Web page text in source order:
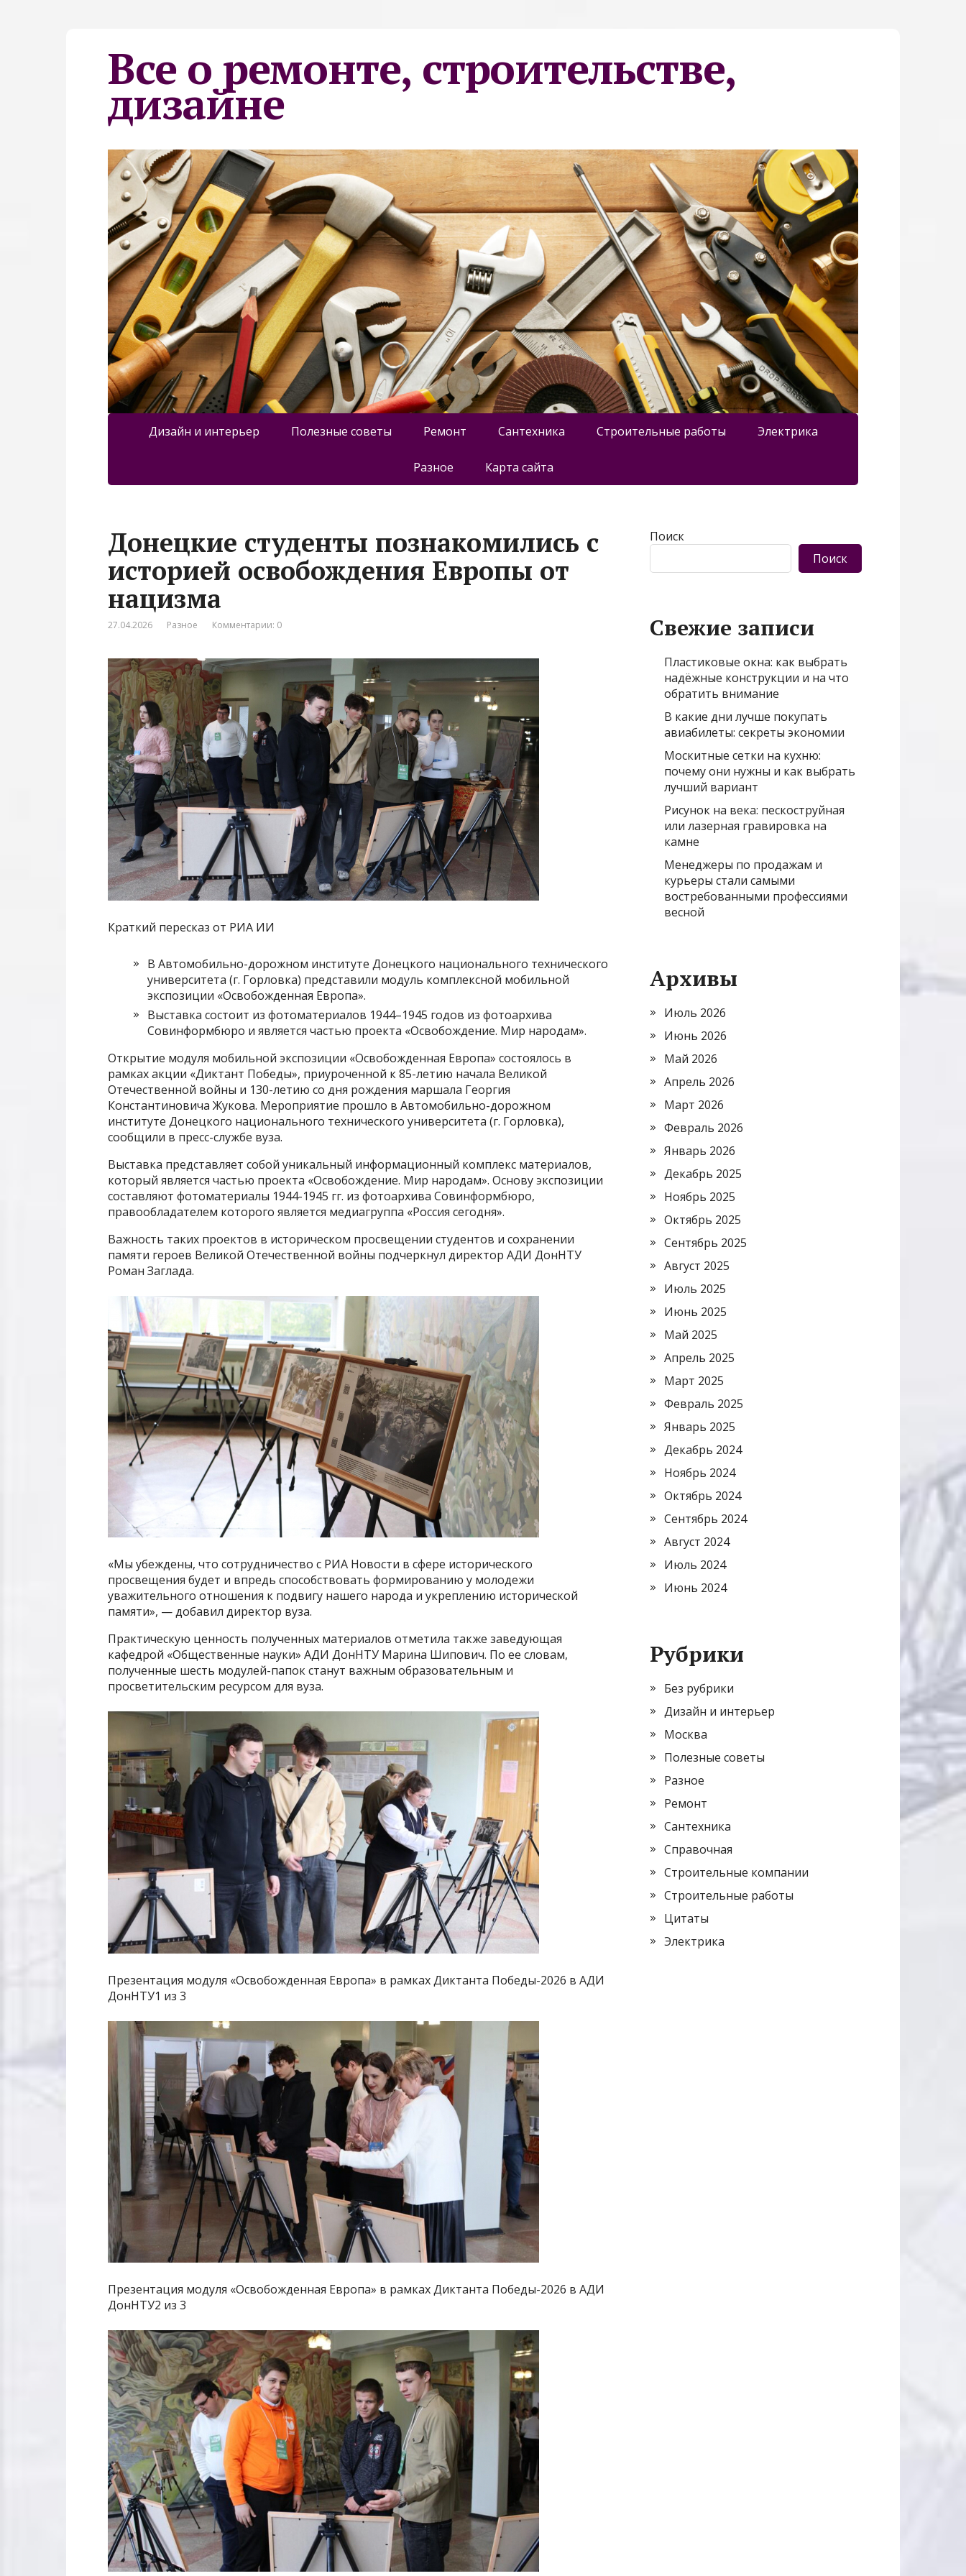
Все о ремонте, строительстве,
дизайне
Дизайн и интерьер Полезные советы Ремонт Сантехника Строительные работы Электрика
Разное Карта сайта
Донецкие студенты познакомились с
историей освобождения Европы от
нацизма
27.04.2026 Разное Комментарии: 0
Краткий пересказ от РИА ИИ
В Автомобильно-дорожном институте Донецкого национального технического
университета (г. Горловка) представили модуль комплексной мобильной
экспозиции «Освобожденная Европа».
Выставка состоит из фотоматериалов 1944–1945 годов из фотоархива
Совинформбюро и является частью проекта «Освобождение. Мир народам».
Открытие модуля мобильной экспозиции «Освобожденная Европа» состоялось в
рамках акции «Диктант Победы», приуроченной к 85-летию начала Великой
Отечественной войны и 130-летию со дня рождения маршала Георгия
Константиновича Жукова. Мероприятие прошло в Автомобильно-дорожном
институте Донецкого национального технического университета (г. Горловка),
сообщили в пресс-службе вуза.
Выставка представляет собой уникальный информационный комплекс материалов,
который является частью проекта «Освобождение. Мир народам». Основу экспозиции
составляют фотоматериалы 1944-1945 гг. из фотоархива Совинформбюро,
правообладателем которого является медиагруппа «Россия сегодня».
Важность таких проектов в историческом просвещении студентов и сохранении
памяти героев Великой Отечественной войны подчеркнул директор АДИ ДонНТУ
Роман Заглада.
«Мы убеждены, что сотрудничество с РИА Новости в сфере исторического
просвещения будет и впредь способствовать формированию у молодежи
уважительного отношения к подвигу нашего народа и укреплению исторической
памяти», — добавил директор вуза.
Практическую ценность полученных материалов отметила также заведующая
кафедрой «Общественные науки» АДИ ДонНТУ Марина Шипович. По ее словам,
полученные шесть модулей-папок станут важным образовательным и
просветительским ресурсом для вуза.
Презентация модуля «Освобожденная Европа» в рамках Диктанта Победы-2026 в АДИ
ДонНТУ1 из 3
Презентация модуля «Освобожденная Европа» в рамках Диктанта Победы-2026 в АДИ
ДонНТУ2 из 3
Поиск
Поиск
Свежие записи
Пластиковые окна: как выбрать
надёжные конструкции и на что
обратить внимание
В какие дни лучше покупать
авиабилеты: секреты экономии
Москитные сетки на кухню:
почему они нужны и как выбрать
лучший вариант
Рисунок на века: пескоструйная
или лазерная гравировка на
камне
Менеджеры по продажам и
курьеры стали самыми
востребованными профессиями
весной
Архивы
Июль 2026
Июнь 2026
Май 2026
Апрель 2026
Март 2026
Февраль 2026
Январь 2026
Декабрь 2025
Ноябрь 2025
Октябрь 2025
Сентябрь 2025
Август 2025
Июль 2025
Июнь 2025
Май 2025
Апрель 2025
Март 2025
Февраль 2025
Январь 2025
Декабрь 2024
Ноябрь 2024
Октябрь 2024
Сентябрь 2024
Август 2024
Июль 2024
Июнь 2024
Рубрики
Без рубрики
Дизайн и интерьер
Москва
Полезные советы
Разное
Ремонт
Сантехника
Справочная
Строительные компании
Строительные работы
Цитаты
Электрика